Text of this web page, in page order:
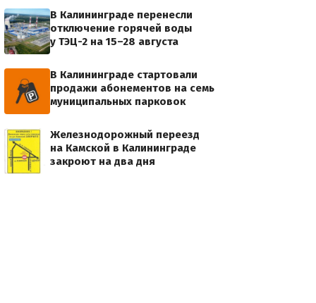
В Калининграде перенесли
отключение горячей воды
у ТЭЦ-2 на 15–28 августа
В Калининграде стартовали
продажи абонементов на семь
муниципальных парковок
Железнодорожный переезд
на Камской в Калининграде
закроют на два дня